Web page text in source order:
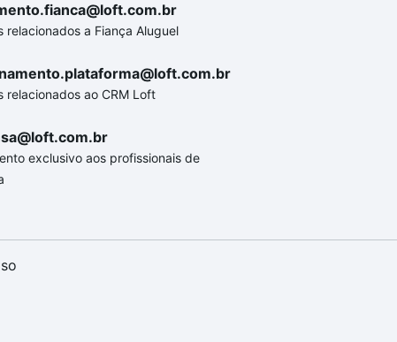
relacionados a Fiança Aluguel
relacionados ao CRM Loft
exclusivo aos profissionais de